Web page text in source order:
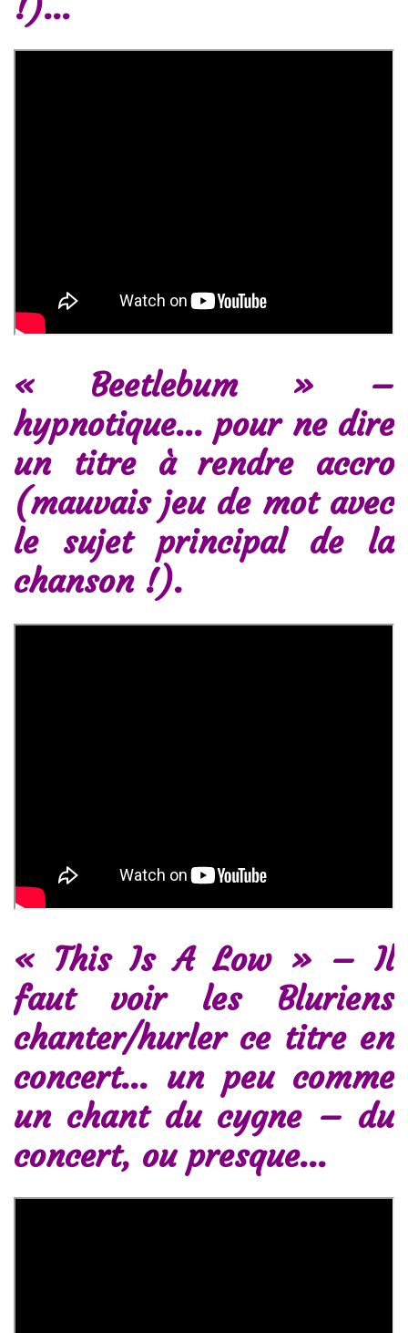
« Beetlebum » –
hypnotique… pour ne dire
un titre à rendre accro
(mauvais jeu de mot avec
le sujet principal de la
chanson !).
« This Is A Low » – Il
faut voir les Bluriens
chanter/hurler ce titre en
concert… un peu comme
un chant du cygne – du
concert, ou presque…